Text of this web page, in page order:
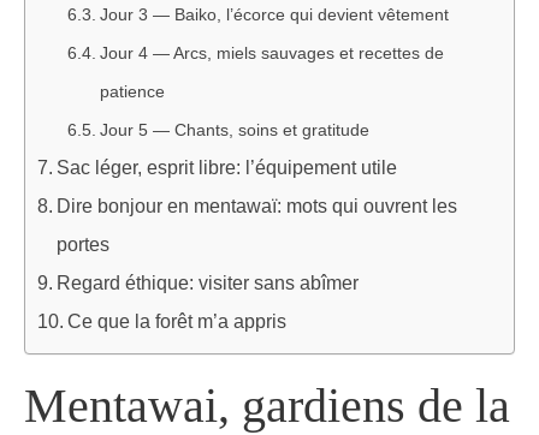
Jour 3 — Baiko, l’écorce qui devient vêtement
Jour 4 — Arcs, miels sauvages et recettes de
patience
Jour 5 — Chants, soins et gratitude
Sac léger, esprit libre: l’équipement utile
Dire bonjour en mentawaï: mots qui ouvrent les
portes
Regard éthique: visiter sans abîmer
Ce que la forêt m’a appris
Mentawai, gardiens de la